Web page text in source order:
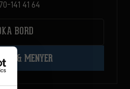
141 41 64
BORD
& MENYER